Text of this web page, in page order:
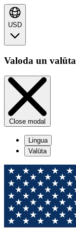
USD
Valoda un valūta
Close modal
Lingua
Valūta